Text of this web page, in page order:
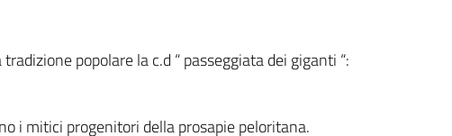
popolare la c.d “ passeggiata dei giganti “:
i mitici progenitori della prosapie peloritana.